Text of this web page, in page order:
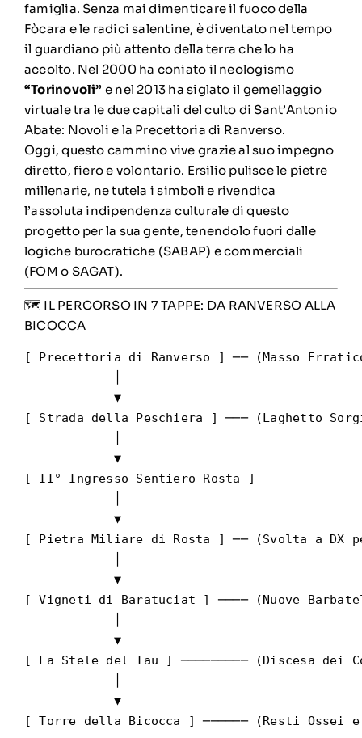
famiglia. Senza mai dimenticare il fuoco della
Fòcara e le radici salentine, è diventato nel tempo
il guardiano più attento della terra che lo ha
accolto. Nel 2000 ha coniato il neologismo
“Torinovoli” e nel 2013 ha siglato il gemellaggio
virtuale tra le due capitali del culto di Sant’Antonio
Abate: Novoli e la Precettoria di Ranverso.
Oggi, questo cammino vive grazie al suo impegno
diretto, fiero e volontario. Ersilio pulisce le pietre
millenarie, ne tutela i simboli e rivendica
l’assoluta indipendenza culturale di questo
progetto per la sua gente, tenendolo fuori dalle
logiche burocratiche (SABAP) e commerciali
(FOM o SAGAT).
🗺️ IL PERCORSO IN 7 TAPPE: DA RANVERSO ALLA
BICOCCA
[ Precettoria di Ranverso ] ── (Masso
            ▼
[ Strada della Peschiera ] ─── (Laghetto
            ▼
[ II° Ingresso Sentiero Rosta ]
            ▼
[ Pietra Miliare di Rosta ] ── (Svolta a DX
            ▼
[ Vigneti di Baratuciat ] ──── (Nuove
            ▼
[ La Stele del Tau ] ───────── (Discesa dei
            ▼